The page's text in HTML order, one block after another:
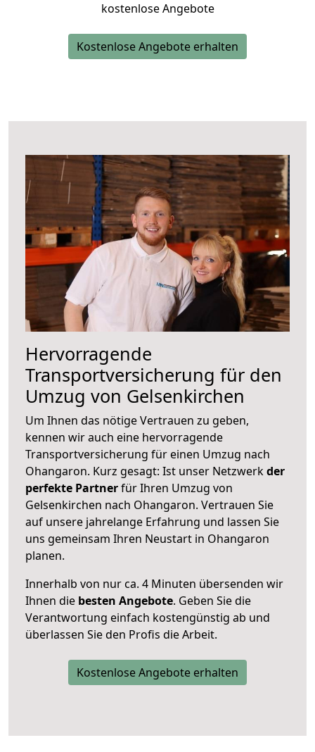
kostenlose Angebote
Kostenlose Angebote erhalten
Hervorragende
Transportversicherung für den
Umzug von Gelsenkirchen
Um Ihnen das nötige Vertrauen zu geben,
kennen wir auch eine hervorragende
Transportversicherung für einen Umzug nach
Ohangaron. Kurz gesagt: Ist unser Netzwerkder
perfekte Partnerfür Ihren Umzug von
Gelsenkirchen nach Ohangaron. Vertrauen Sie
auf unsere jahrelange Erfahrung und lassen Sie
uns gemeinsam Ihren Neustart in Ohangaron
planen.
Innerhalb von nur ca. 4 Minuten übersenden wir
Ihnen die besten Angebote. Geben Sie die
Verantwortung einfach kostengünstig ab und
überlassen Sie den Profis die Arbeit.
Kostenlose Angebote erhalten